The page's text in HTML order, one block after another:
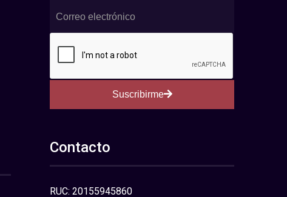
Suscribirme
Contacto
RUC: 20155945860